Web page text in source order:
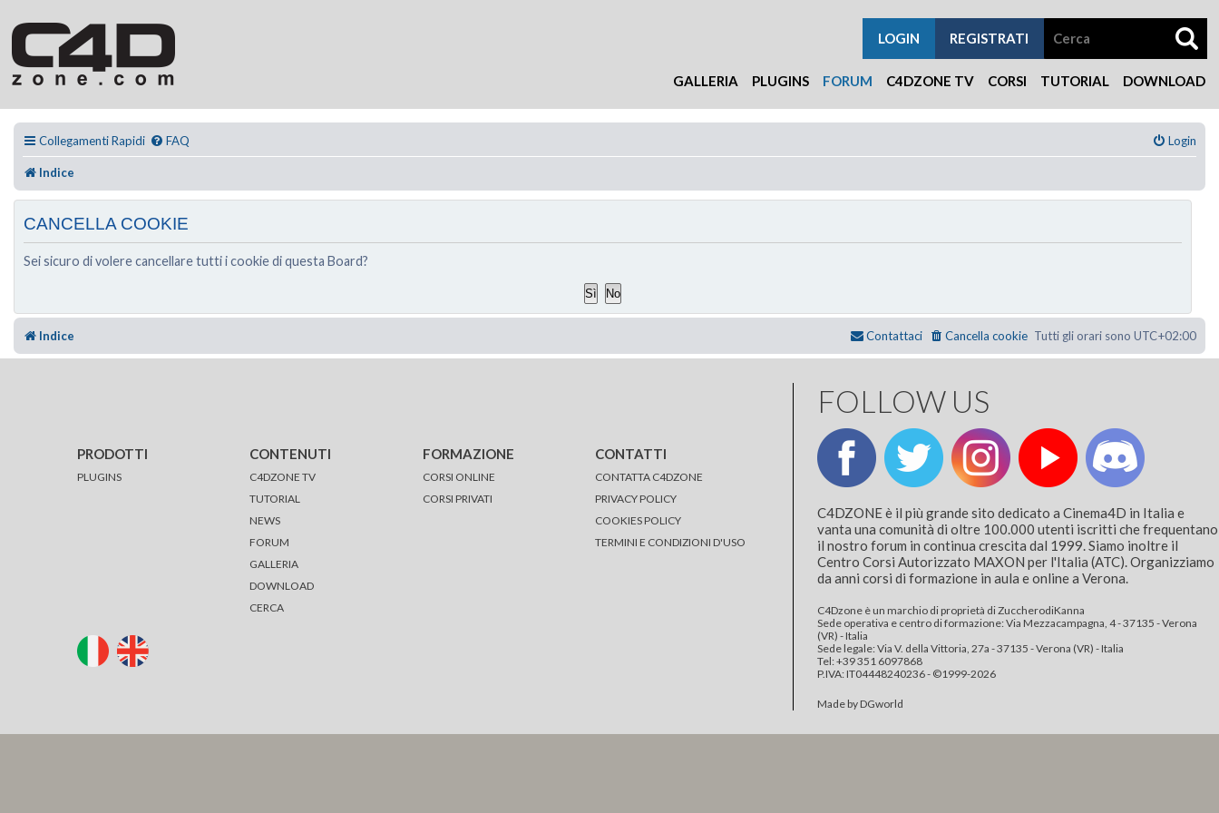
GALLERIA PLUGINS FORUM C4DZONE TV CORSI TUTORIAL DOWNLOAD
REGISTRATI
LOGIN
Collegamenti Rapidi FAQ Login
Indice
CANCELLA COOKIE
Sei sicuro di volere cancellare tutti i cookie di questa Board?
Indice Tutti gli orari sono UTC+02:00
Cancella cookie
Contattaci
PRODOTTI
PLUGINS
CONTENUTI
C4DZONE TV
TUTORIAL
NEWS
FORUM
GALLERIA
DOWNLOAD
CERCA
FORMAZIONE
CORSI ONLINE
CORSI PRIVATI
CONTATTI
CONTATTA C4DZONE
PRIVACY POLICY
COOKIES POLICY
TERMINI E CONDIZIONI D'USO
FOLLOW US
C4DZONE è il più grande sito dedicato a Cinema4D in Italia e
vanta una comunità di oltre 100.000 utenti iscritti che frequentano
il nostro forum in continua crescita dal 1999. Siamo inoltre il
Centro Corsi Autorizzato MAXON per l'Italia (ATC). Organizziamo
da anni corsi di formazione in aula e online a Verona.
C4Dzone è un marchio di proprietà di ZuccherodiKanna
Sede operativa e centro di formazione: Via Mezzacampagna, 4 - 37135 - Verona
(VR) - Italia
Sede legale: Via V. della Vittoria, 27a - 37135 - Verona (VR) - Italia
Tel: +39 351 6097868‬
P.IVA: IT04448240236 - ©1999-2026
Made by DGworld